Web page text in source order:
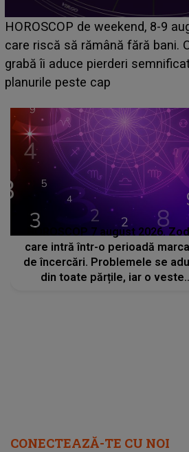
de weekend, 8-9 august
să rămână fără bani. O
aduce pierderi semnificative și îi
peste cap
HOROSCOP 7 august 2026.
care intră într-o perioadă
de încercări. Problemele se
din toate părțile, iar o veste
CONECTEAZĂ-TE CU NOI